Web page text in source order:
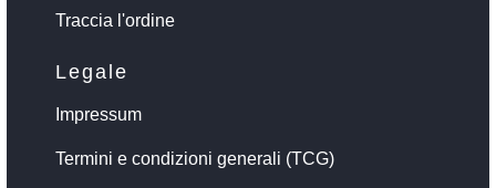
Traccia l'ordine
Legale
Impressum
Termini e condizioni generali (TCG)